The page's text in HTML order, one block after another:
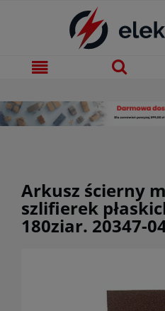
Arkusz ścierny
szlifierek
180ziar. 20347-